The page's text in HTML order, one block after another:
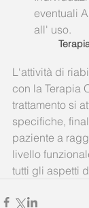
eventuali
all' uso.
L‘attività di
con la Terapia
trattamento si
specifiche,
paziente a
livello
tutti gli aspetti